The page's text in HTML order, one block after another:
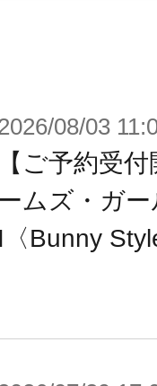
ンティアと
ィアと同じ
毛」「サイ
前髪」にの
前髪」には
08/03
【ご予約受
ームズ・ガ
I〈Bunny